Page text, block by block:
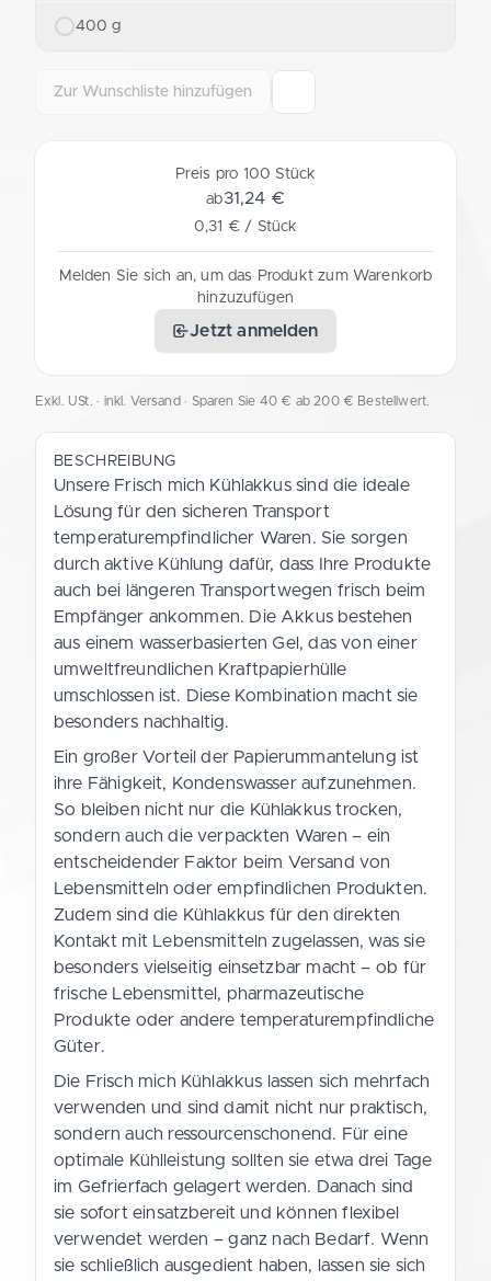
400 g
Zur Wunschliste hinzufügen
Preis pro 100 Stück
ab31,24 €
0,31 € / Stück
Melden Sie sich an, um das Produkt zum Warenkorb
hinzuzufügen
Jetzt anmelden
Exkl. USt. · inkl. Versand · Sparen Sie 40 € ab 200 € Bestellwert.
BESCHREIBUNG
Unsere Frisch mich Kühlakkus sind die ideale
Lösung für den sicheren Transport
temperaturempfindlicher Waren. Sie sorgen
durch aktive Kühlung dafür, dass Ihre Produkte
auch bei längeren Transportwegen frisch beim
Empfänger ankommen. Die Akkus bestehen
aus einem wasserbasierten Gel, das von einer
umweltfreundlichen Kraftpapierhülle
umschlossen ist. Diese Kombination macht sie
besonders nachhaltig.
Ein großer Vorteil der Papierummantelung ist
ihre Fähigkeit, Kondenswasser aufzunehmen.
So bleiben nicht nur die Kühlakkus trocken,
sondern auch die verpackten Waren – ein
entscheidender Faktor beim Versand von
Lebensmitteln oder empfindlichen Produkten.
Zudem sind die Kühlakkus für den direkten
Kontakt mit Lebensmitteln zugelassen, was sie
besonders vielseitig einsetzbar macht – ob für
frische Lebensmittel, pharmazeutische
Produkte oder andere temperaturempfindliche
Güter.
Die Frisch mich Kühlakkus lassen sich mehrfach
verwenden und sind damit nicht nur praktisch,
sondern auch ressourcenschonend. Für eine
optimale Kühlleistung sollten sie etwa drei Tage
im Gefrierfach gelagert werden. Danach sind
sie sofort einsatzbereit und können flexibel
verwendet werden – ganz nach Bedarf. Wenn
sie schließlich ausgedient haben, lassen sie sich